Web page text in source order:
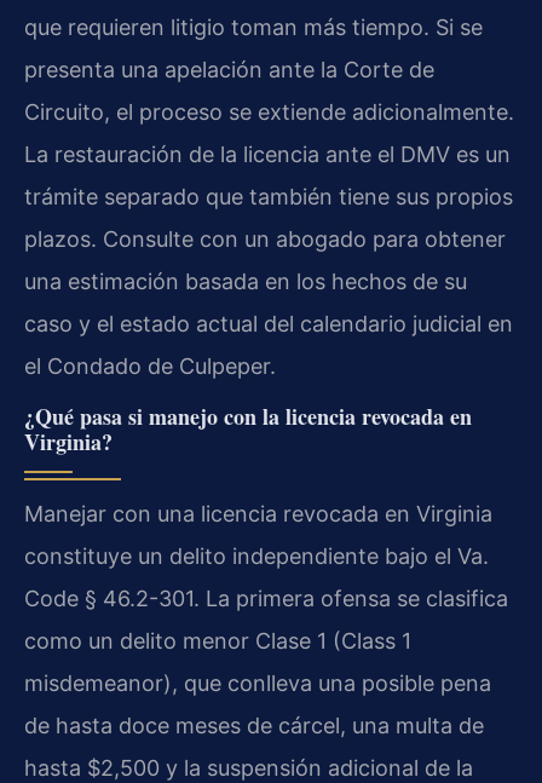
que requieren litigio toman más tiempo. Si se
presenta una apelación ante la Corte de
Circuito, el proceso se extiende adicionalmente.
La restauración de la licencia ante el DMV es un
trámite separado que también tiene sus propios
plazos. Consulte con un abogado para obtener
una estimación basada en los hechos de su
caso y el estado actual del calendario judicial en
el Condado de Culpeper.
¿Qué pasa si manejo con la licencia revocada en
Virginia?
Manejar con una licencia revocada en Virginia
constituye un delito independiente bajo el Va.
Code § 46.2-301. La primera ofensa se clasifica
como un delito menor Clase 1 (Class 1
misdemeanor), que conlleva una posible pena
de hasta doce meses de cárcel, una multa de
hasta $2,500 y la suspensión adicional de la